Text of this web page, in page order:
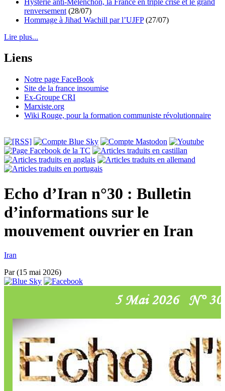
renversement (28/07)
Hommage à Jihad Wachill par l’UJFP(27/07)
Lire plus...
Liens
Notre page FaceBook
Site de la france insoumise
Ex-Groupe CRI
Marxiste.org
Wiki Rouge, pour la formation communiste révolutionnaire
Echo d’Iran n°30 : Bulletin
d’informations sur le
mouvement ouvrier en Iran
Iran
Par(15 mai 2026)